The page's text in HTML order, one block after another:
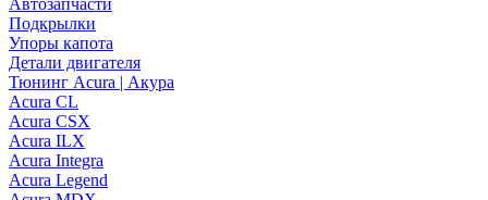
Автозапчасти
Подкрылки
Упоры капота
Детали двигателя
Тюнинг Acura | Акура
Acura CL
Acura CSX
Acura ILX
Acura Integra
Acura Legend